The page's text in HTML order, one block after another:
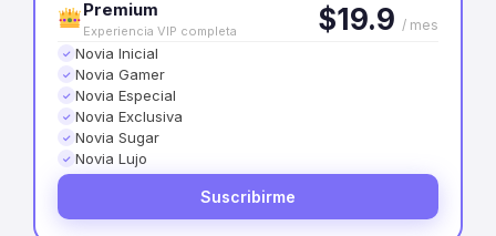
Premium
Experiencia VIP completa $19.9 / mes
✓ Novia Inicial
✓ Novia Gamer
✓ Novia Especial
✓ Novia Exclusiva
✓ Novia Sugar
✓ Novia Lujo
Suscribirme